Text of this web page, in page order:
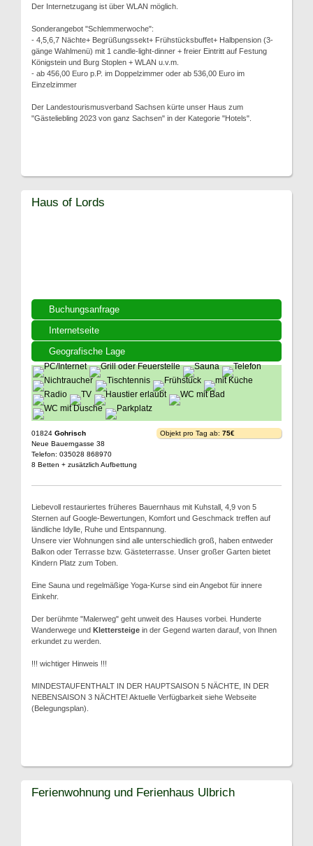
Der Internetzugang ist über WLAN möglich.
Sonderangebot "Schlemmerwoche":
- 4,5,6,7 Nächte+ Begrüßungssekt+ Frühstücksbuffet+ Halbpension (3-
gänge Wahlmenü) mit 1 candle-light-dinner + freier Eintritt auf Festung
Königstein und Burg Stoplen + WLAN u.v.m.
- ab 456,00 Euro p.P. im Doppelzimmer oder ab 536,00 Euro im
Einzelzimmer
Der Landestourismusverband Sachsen kürte unser Haus zum
"Gästeliebling 2023 von ganz Sachsen" in der Kategorie "Hotels".
Buchungsanfrage
Internetseite
Geografische Lage
Haus of Lords
01824 Gohrisch
Neue Bauerngasse 38
Telefon: 035028 868970
8 Betten + zusätzlich Aufbettung
Objekt pro Tag ab: 75€
Liebevoll restauriertes früheres Bauernhaus mit Kuhstall, 4,9 von 5
Sternen auf Google-Bewertungen, Komfort und Geschmack treffen auf
ländliche Idylle, Ruhe und Entspannung.
Unsere vier Wohnungen sind alle unterschiedlich groß, haben entweder
Balkon oder Terrasse bzw. Gästeterrasse. Unser großer Garten bietet
Kindern Platz zum Toben.
Eine Sauna und regelmäßige Yoga-Kurse sind ein Angebot für innere
Einkehr.
Der berühmte "Malerweg" geht unweit des Hauses vorbei. Hunderte
Wanderwege und Klettersteige in der Gegend warten darauf, von Ihnen
erkundet zu werden.
!!! wichtiger Hinweis !!!
MINDESTAUFENTHALT IN DER HAUPTSAISON 5 NÄCHTE, IN DER
NEBENSAISON 3 NÄCHTE! Aktuelle Verfügbarkeit siehe Webseite
(Belegungsplan).
Ferienwohnung und Ferienhaus Ulbrich